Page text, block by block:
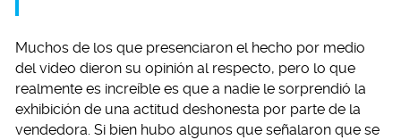
Muchos de los que presenciaron el hecho por medio
del video dieron su opinión al respecto, pero lo que
realmente es increíble es que a nadie le sorprendió la
exhibición de una actitud deshonesta por parte de la
vendedora. Si bien hubo algunos que señalaron que se